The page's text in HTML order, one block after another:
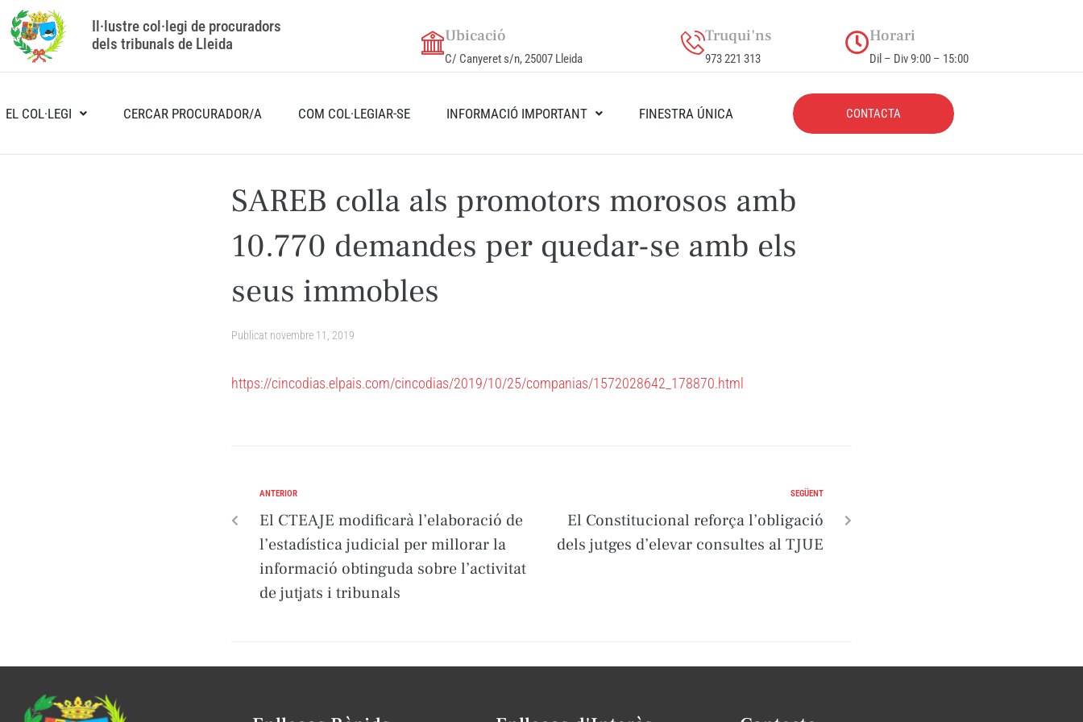
Il·lustre col·legi de procuradors
dels tribunals de Lleida
Ubicació
C/ Canyeret s/n, 25007 Lleida
Truqui'ns
973 221 313
Horari
Dil – Div 9:00 – 15:00
EL COL·LEGI CERCAR PROCURADOR/A COM COL·LEGIAR-SE INFORMACIÓ IMPORTANT FINESTRA ÚNICA CONTACTA
SAREB colla als promotors morosos amb
10.770 demandes per quedar-se amb els
seus immobles
Publicat novembre 11, 2019
https://cincodias.e lpais.com/cincodias/2019/10/25/companias/1572028642_178870.html
ANTERIOR
El CTEAJE modificarà l’elaboració de
l’estadística judicial per millorar la
informació obtinguda sobre l’activitat
de jutjats i tribunals
SEGÜENT
El Constitucional reforça l’obligació
dels jutges d’elevar consultes al TJUE